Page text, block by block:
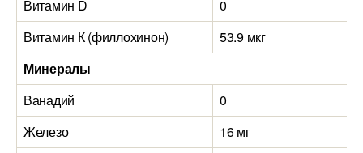
Витамин D
0
Витамин К (филлохинон)
53.9 мкг
Минералы
Ванадий
0
Железо
16 мг